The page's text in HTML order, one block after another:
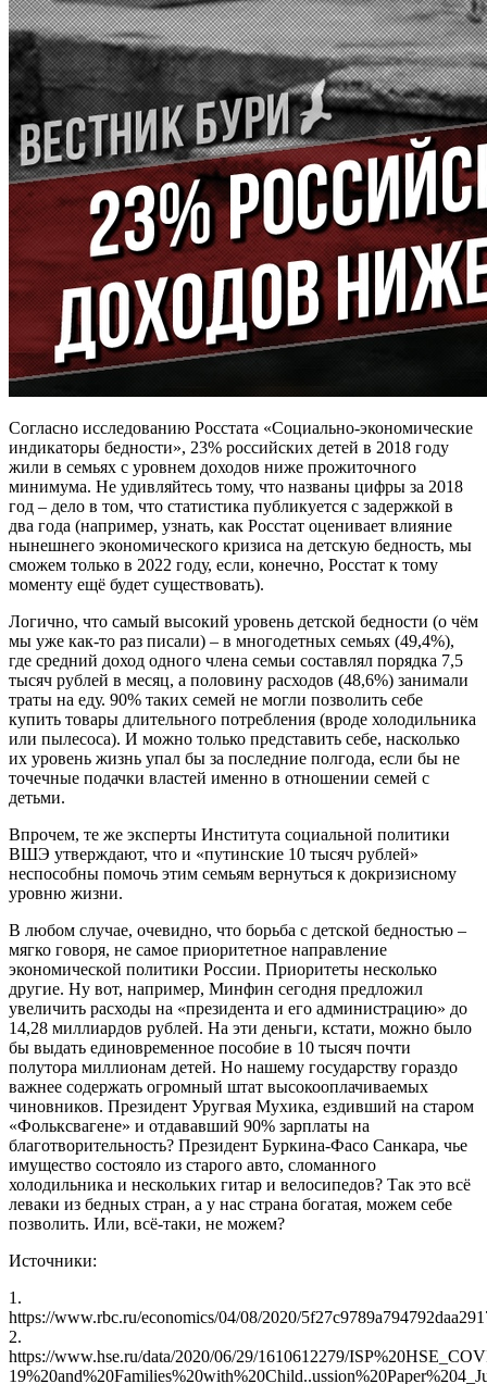
Согласно исследованию Росстата «Социально-экономические
индикаторы бедности», 23% российских детей в 2018 году
жили в семьях с уровнем доходов ниже прожиточного
минимума. Не удивляйтесь тому, что названы цифры за 2018
год – дело в том, что статистика публикуется с задержкой в
два года (например, узнать, как Росстат оценивает влияние
нынешнего экономического кризиса на детскую бедность, мы
сможем только в 2022 году, если, конечно, Росстат к тому
моменту ещё будет существовать).
Логично, что самый высокий уровень детской бедности (о чём
мы уже как-то раз писали) – в многодетных семьях (49,4%),
где средний доход одного члена семьи составлял порядка 7,5
тысяч рублей в месяц, а половину расходов (48,6%) занимали
траты на еду. 90% таких семей не могли позволить себе
купить товары длительного потребления (вроде холодильника
или пылесоса). И можно только представить себе, насколько
их уровень жизнь упал бы за последние полгода, если бы не
точечные подачки властей именно в отношении семей с
детьми.
Впрочем, те же эксперты Института социальной политики
ВШЭ утверждают, что и «путинские 10 тысяч рублей»
неспособны помочь этим семьям вернуться к докризисному
уровню жизни.
В любом случае, очевидно, что борьба с детской бедностью –
мягко говоря, не самое приоритетное направление
экономической политики России. Приоритеты несколько
другие. Ну вот, например, Минфин сегодня предложил
увеличить расходы на «президента и его администрацию» до
14,28 миллиардов рублей. На эти деньги, кстати, можно было
бы выдать единовременное пособие в 10 тысяч почти
полутора миллионам детей. Но нашему государству гораздо
важнее содержать огромный штат высокооплачиваемых
чиновников. Президент Уругвая Мухика, ездивший на старом
«Фольксвагене» и отдававший 90% зарплаты на
благотворительность? Президент Буркина-Фасо Санкара, чье
имущество состояло из старого авто, сломанного
холодильника и нескольких гитар и велосипедов? Так это всё
леваки из бедных стран, а у нас страна богатая, можем себе
позволить. Или, всё-таки, не можем?
Источники:
1.
https://www.rbc.ru/economics/04/08/2020/
2.
https://www.hse.ru/data/2020/06/29/1610612279/